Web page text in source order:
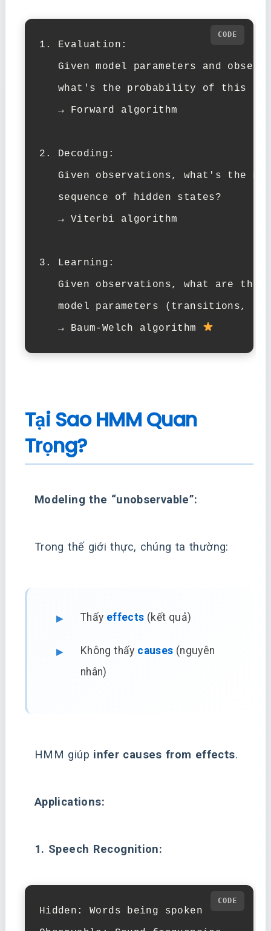
1. Evaluation:
Given model parameters and
what's the probability of this
   → Forward algorithm
2. Decoding:
Given observations, what's the
   sequence of hidden states?
   → Viterbi algorithm
3. Learning:
Given observations, what are the
model parameters (transitions,
   → Baum-Welch algorithm
Tại Sao HMM Quan
Trọng?
Modeling the “unobservable”:
Trong thế giới thực, chúng ta thường:
Thấy effects (kết quả)
Không thấy causes (nguyên
nhân)
HMM giúp infer causes from effects.
Applications:
1. Speech Recognition:
Hidden: Words being spoken